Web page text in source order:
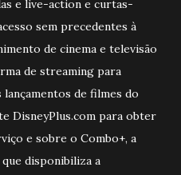
e live-action e curtas-
sem precedentes à
de cinema e televisão
de streaming para
de filmes do
DisneyPlus.com para obter
e sobre o Combo+, a
disponibiliza a